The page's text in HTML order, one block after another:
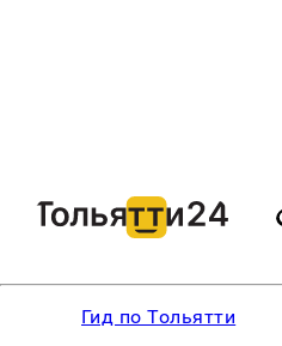
Гид по Тольятти